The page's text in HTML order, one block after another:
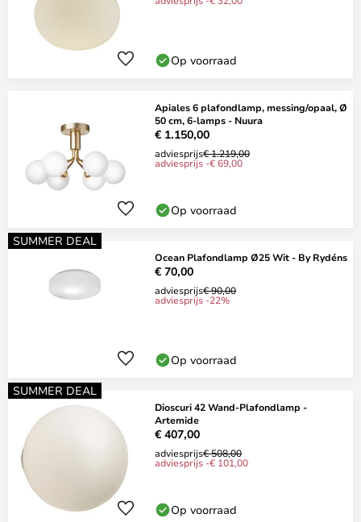
Op voorraad
Apiales 6 plafondlamp, messing/opaal, Ø
50 cm, 6-lamps - Nuura
€ 1.150,00
adviesprijs€ 1.219,00
adviesprijs -€ 69,00
Op voorraad
SUMMER DEAL
Ocean Plafondlamp Ø25 Wit - By Rydéns
€ 70,00
adviesprijs€ 90,00
adviesprijs -22%
Op voorraad
SUMMER DEAL
Dioscuri 42 Wand-Plafondlamp -
Artemide
€ 407,00
adviesprijs€ 508,00
adviesprijs -€ 101,00
Op voorraad